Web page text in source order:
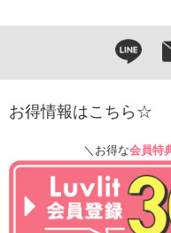
お得情報はこちら☆
＼お得な会員特